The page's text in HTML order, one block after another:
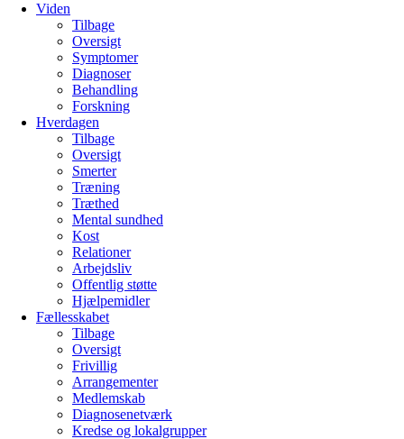
Viden
Tilbage
Oversigt
Symptomer
Diagnoser
Behandling
Forskning
Hverdagen
Tilbage
Oversigt
Smerter
Træning
Træthed
Mental sundhed
Kost
Relationer
Arbejdsliv
Offentlig støtte
Hjælpemidler
Fællesskabet
Tilbage
Oversigt
Frivillig
Arrangementer
Medlemskab
Diagnosenetværk
Kredse og lokalgrupper